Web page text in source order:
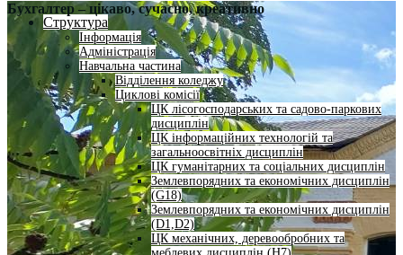
Структура
Інформація
Адміністрація
Навчальна частина
Відділення коледжу
Циклові комісії
ЦК лісогосподарських та садово-паркових
дисциплін
ЦК інформаційних технологій та
загальноосвітніх дисциплін
ЦК гуманітарних та соціальних дисциплін
Землевпорядних та економічних дисциплін
(G18)
Землевпорядних та економічних дисциплін
(D1,D2)
ЦК механічних, деревообробних та
Бухгалтер – цікаво, сучасно, креативно